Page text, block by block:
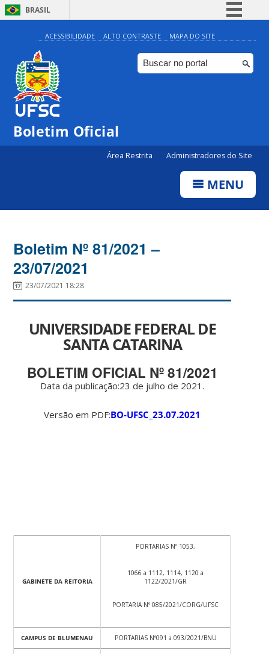
BRASIL
Simplifique!
Comunica BR
Participe
ACESSIBILIDADE ALTO CONTRASTE MAPA DO SITE
Boletim Oficial
Área Restrita Administradores do Site
MENU
Boletim Nº 81/2021 –
23/07/2021
23/07/2021 18:28
UNIVERSIDADE FEDERAL DE
SANTA CATARINA
BOLETIM OFICIAL Nº 81/2021
Data da publicação:23 de julho de 2021.
Versão em PDF:BO-UFSC_23.07.2021
GABINETE DA REITORIA
PORTARIAS Nº 1053,
1066 a 1112, 1114, 1120 a
1122/2021/GR
PORTARIA Nº 085/2021/CORG/UFSC
CAMPUS DE BLUMENAU PORTARIAS Nº091 a 093/2021/BNU